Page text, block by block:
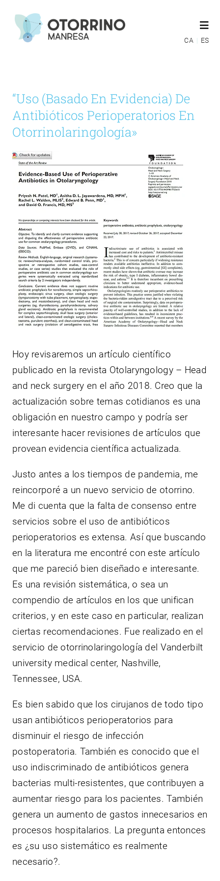
contenido
EQUIPO MÉDICO
MUTUAS
GUIAS POST OPERATORIAS
BLOG
Contacto
CA ES
“Uso (basado En Evidencia) De
Antibióticos Perioperatorios En
Otorrinolaringología»
Hoy revisaremos un artículo científico
publicado en la revista Otolaryngology – Head
and neck surgery en el año 2018. Creo que la
actualización sobre temas cotidianos es una
obligación en nuestro campo y podría ser
interesante hacer revisiones de artículos que
provean evidencia científica actualizada.
Justo antes a los tiempos de pandemia, me
reincorporé a un nuevo servicio de otorrino.
Me di cuenta que la falta de consenso entre
servicios sobre el uso de antibióticos
perioperatorios es extensa. Así que buscando
en la literatura me encontré con este artículo
que me pareció bien diseñado e interesante.
Es una revisión sistemática, o sea un
compendio de artículos en los que unifican
criterios, y en este caso en particular, realizan
ciertas recomendaciones. Fue realizado en el
servicio de otorrinolaringología del Vanderbilt
university medical center, Nashville,
Tennessee, USA.
Es bien sabido que los cirujanos de todo tipo
usan antibióticos perioperatorios para
disminuir el riesgo de infección
postoperatoria. También es conocido que el
uso indiscriminado de antibióticos genera
bacterias multi-resistentes, que contribuyen a
aumentar riesgo para los pacientes. También
genera un aumento de gastos innecesarios en
procesos hospitalarios. La pregunta entonces
es ¿su uso sistemático es realmente
necesario?.